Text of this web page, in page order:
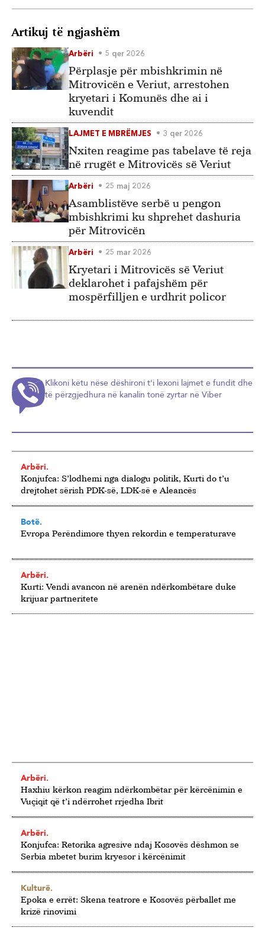
Artikuj të ngjashëm
Arbëri 5 qer 2026
Përplasje për mbishkrimin në
Mitrovicën e Veriut, arrestohen
kryetari i Komunës dhe ai i
kuvendit
LAJMET E MBRËMJES 3 qer 2026
Nxiten reagime pas tabelave të reja
në rrugët e Mitrovicës së Veriut
Arbëri 25 maj 2026
Asamblistëve serbë u pengon
mbishkrimi ku shprehet dashuria
për Mitrovicën
Arbëri 25 mar 2026
Kryetari i Mitrovicës së Veriut
deklarohet i pafajshëm për
mospërfilljen e urdhrit policor
Klikoni këtu nëse dëshironi t'i lexoni lajmet e fundit dhe
të përzgjedhura në kanalin tonë zyrtar në Viber
Arbëri.
Konjufca: S’lodhemi nga dialogu politik, Kurti do t’u
drejtohet sërish PDK-së, LDK-së e Aleancës
Botë.
Evropa Perëndimore thyen rekordin e temperaturave
Arbëri.
Kurti: Vendi avancon në arenën ndërkombëtare duke
krijuar partneritete
Arbëri.
Haxhiu kërkon reagim ndërkombëtar për kërcënimin e
Vuçiqit që t’i ndërrohet rrjedha Ibrit
Arbëri.
Konjufca: Retorika agresive ndaj Kosovës dëshmon se
Serbia mbetet burim kryesor i kërcënimit
Kulturë.
Epoka e errët: Skena teatrore e Kosovës përballet me
krizë rinovimi